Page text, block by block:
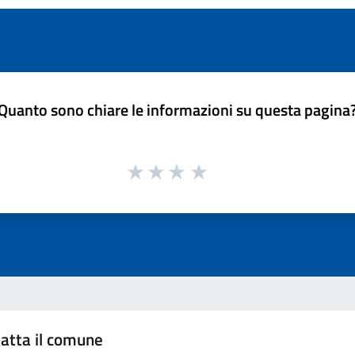
sono chiare le informazioni su questa
il comune